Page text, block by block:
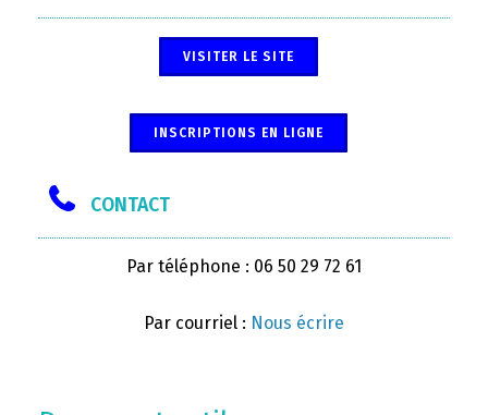
VISITER LE SITE
INSCRIPTIONS EN LIGNE
CONTACT
Par téléphone : 06 50 29 72 61
Par courriel : Nous écrire